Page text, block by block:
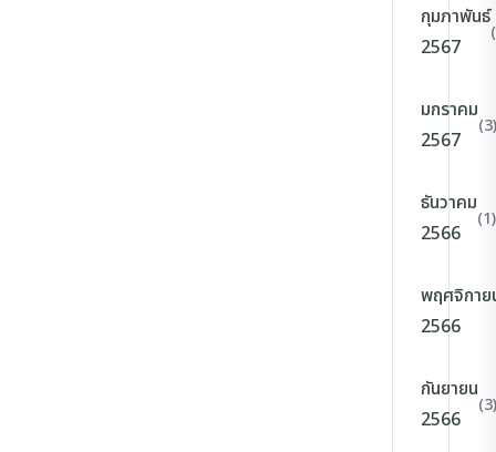
กุมภาพันธ์
2567
มกราคม
2567
(3)
ธันวาคม
2566
(1)
พฤศจิกาย
2566
กันยายน
2566
(3)